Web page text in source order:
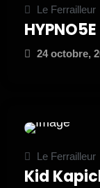
Le Ferrailleur
24 octobre,
Le Ferrailleur
Kid